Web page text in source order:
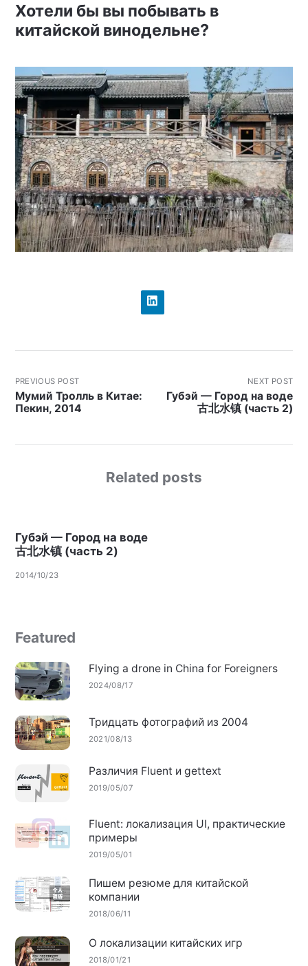
Хотели бы вы побывать в
китайской винодельне?
PREVIOUS POST
Мумий Тролль в Китае:
Пекин, 2014
NEXT POST
Губэй — Город на воде
古北水镇 (часть 2)
Related posts
Губэй — Город на воде
古北水镇 (часть 2)
2014/10/23
Featured
Flying a drone in China for Foreigners
2024/08/17
Тридцать фотографий из 2004
2021/08/13
Различия Fluent и gettext
2019/05/07
Fluent: локализация UI, практические
примеры
2019/05/01
Пишем резюме для китайской
компании
2018/06/11
О локализации китайских игр
2018/01/21